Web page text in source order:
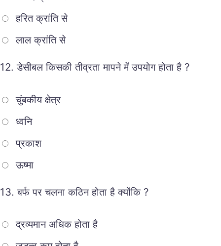
हरित क्रांति से
लाल क्रांति से
12.डेसीबल किसकी तीव्रता मापने में उपयोग होता है ?
चुंबकीय क्षेत्र
ध्वनि
प्रकाश
ऊष्मा
13.बर्फ पर चलना कठिन होता है क्योंकि ?
द्रव्यमान अधिक होता है